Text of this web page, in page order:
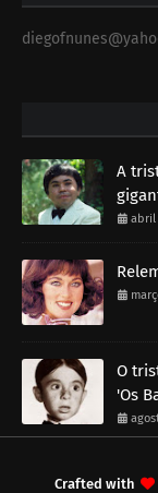
A
abril
O
'Os
Crafted with